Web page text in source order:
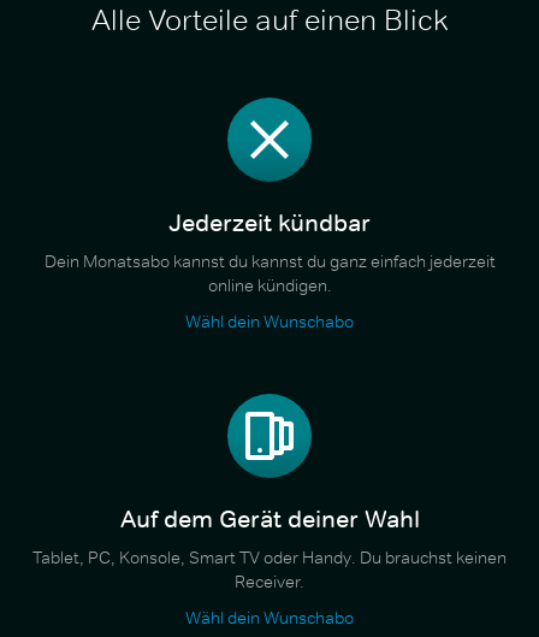
Alle Vorteile auf einen Blick
Jederzeit kündbar
Dein Monatsabo kannst du kannst du ganz einfach jederzeit
online kündigen.
Wähl dein Wunschabo
Auf dem Gerät deiner Wahl
Tablet, PC, Konsole, Smart TV oder Handy. Du brauchst keinen
Receiver.
Wähl dein Wunschabo